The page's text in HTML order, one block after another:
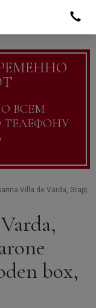
ВСЕМ
Villa de Varda,
box,